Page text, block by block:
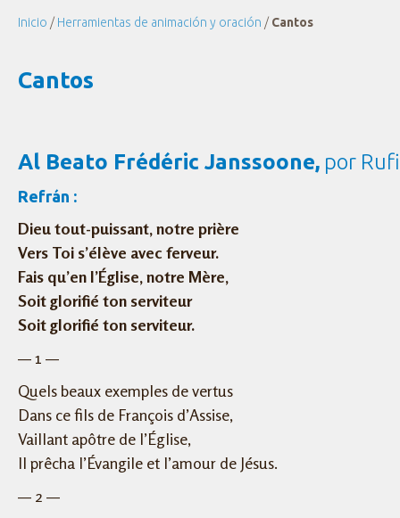
Inicio / Herramientas de animación y oración / Cantos
Cantos
Al Beato Frédéric Janssoone, por
Refrán :
Dieu tout-puissant, notre prière
Vers Toi s’élève avec ferveur.
Fais qu’en l’Église, notre Mère,
Soit glorifié ton serviteur
Soit glorifié ton serviteur.
— 1 —
Quels beaux exemples de vertus
Dans ce fils de François d’Assise,
Vaillant apôtre de l’Église,
Il prêcha l’Évangile et l’amour de Jésus.
— 2 —